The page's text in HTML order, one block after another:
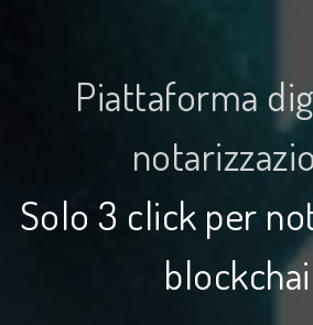
Piattaforma
Solo 3 click per